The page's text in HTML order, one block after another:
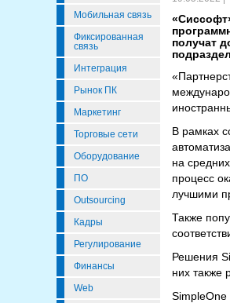
Мобильная связь
Фиксированная
связь
Интеграция
Рынок ПК
Маркетинг
Торговые сети
Оборудование
ПО
Outsourcing
Кадры
Регулирование
Финансы
Web
получат
В рамках
на
процесс
лучшими
Также
Решения
них также
SimpleOne